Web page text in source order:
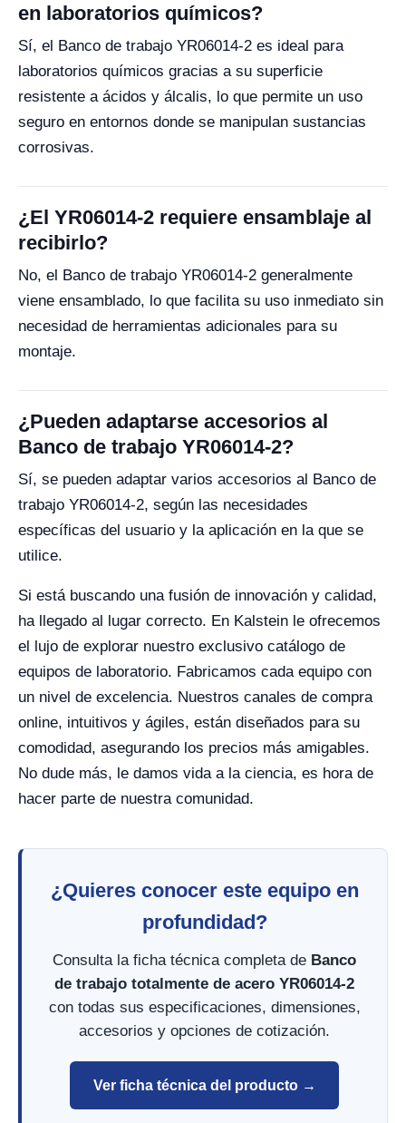
en laboratorios químicos?
Sí, el Banco de trabajo YR06014-2 es ideal para
laboratorios químicos gracias a su superficie
resistente a ácidos y álcalis, lo que permite un uso
seguro en entornos donde se manipulan sustancias
corrosivas.
¿El YR06014-2 requiere ensamblaje al
recibirlo?
No, el Banco de trabajo YR06014-2 generalmente
viene ensamblado, lo que facilita su uso inmediato sin
necesidad de herramientas adicionales para su
montaje.
¿Pueden adaptarse accesorios al
Banco de trabajo YR06014-2?
Sí, se pueden adaptar varios accesorios al Banco de
trabajo YR06014-2, según las necesidades
específicas del usuario y la aplicación en la que se
utilice.
Si está buscando una fusión de innovación y calidad,
ha llegado al lugar correcto. En Kalstein le ofrecemos
el lujo de explorar nuestro exclusivo catálogo de
equipos de laboratorio. Fabricamos cada equipo con
un nivel de excelencia. Nuestros canales de compra
online, intuitivos y ágiles, están diseñados para su
comodidad, asegurando los precios más amigables.
No dude más, le damos vida a la ciencia, es hora de
hacer parte de nuestra comunidad.
¿Quieres conocer este equipo en
profundidad?
Consulta la ficha técnica completa de Banco
de trabajo totalmente de acero YR06014-2
con todas sus especificaciones, dimensiones,
accesorios y opciones de cotización.
Ver ficha técnica del producto →